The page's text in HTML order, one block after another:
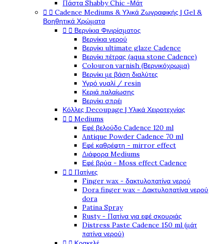
Πάστα Shabby Chic -Μάτ
  Cadence Mediums & Υλικά Ζωγραφικής | Gel &
Βοηθητικά Χρώματα
  Βερνίκια Φινιρίσματος
Βερνίκια νερού
Βερνίκι ultimate glaze Cadence
Βερνίκι πέτρας (aqua stone Cadence)
Colouron varnish (Βερνικόχρωμα)
Βερνίκι με βάση διαλύτες
Υγρό γυαλί / resin
Κεριά παλαίωσης
Βερνίκι σπρέι
Κόλλες Decoupage | Υλικά Χειροτεχνίας
  Mediums
Εφέ βελούδο Cadence 120 ml
Antique Powder Cadence 70 ml
Εφέ καθρέφτη - mirror effect
Διάφορα Mediums
Εφέ βρύα - Moss effect Cadence
  Πατίνες
Finger wax - δακτυλοπατίνα νερού
Dora finger wax - Δακτυλοπατίνα νερού
dora
Patina Spray
Rusty - Πατίνα για εφέ σκουριάς
Distress Paste Cadence 150 ml (μάτ
πατίνα νερού)